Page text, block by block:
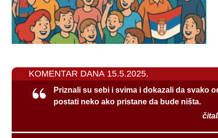
KOMENTAR DANA 15.5.2025.
Priznali su sebi i svima i dokazali da svako
postati neko ako pristane da bude ništa.